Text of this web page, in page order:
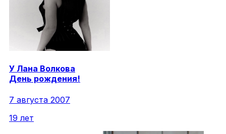
У Лана Волкова
День рождения!
7 августа 2007
19 лет